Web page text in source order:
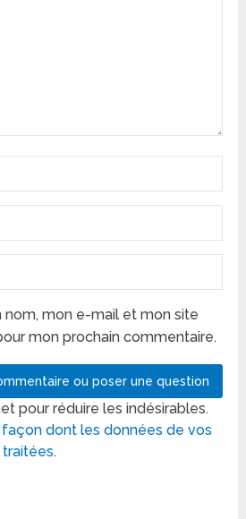
nom, mon e-mail et mon site
mon prochain commentaire.
pour réduire les indésirables.
façon dont les données de vos
.